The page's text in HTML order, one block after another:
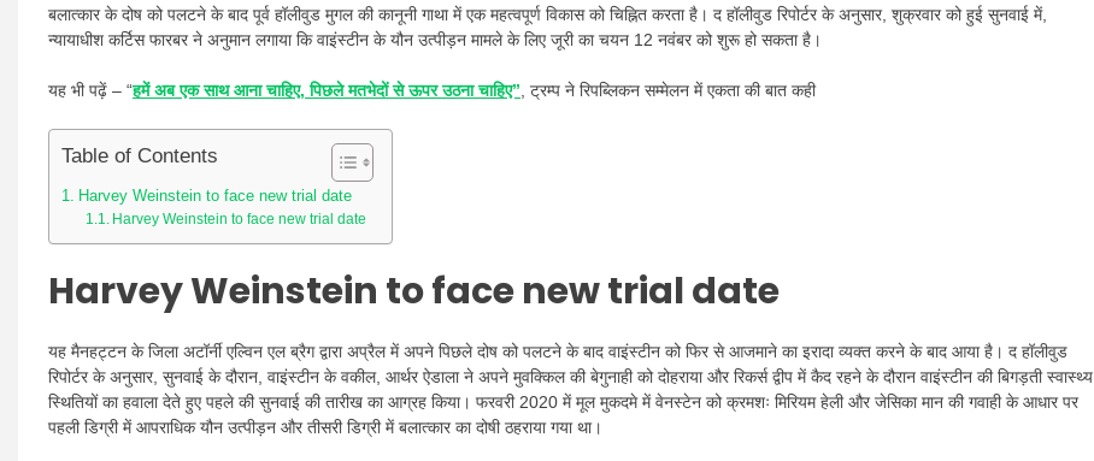
बलात्कार के दोष को पलटने के बाद पूर्व हॉलीवुड मुगल की कानूनी गाथा में एक महत्वपूर्ण विकास को चिह्नित करता है। द हॉलीवुड रिपोर्टर के अनुसार, शुक्रवार को हुई सुनवाई में,
न्यायाधीश कर्टिस फारबर ने अनुमान लगाया कि वाइंस्टीन के यौन उत्पीड़न मामले के लिए जूरी का चयन 12 नवंबर को शुरू हो सकता है।
यह भी पढ़ें – “हमें अब एक साथ आना चाहिए, पिछले मतभेदों से ऊपर उठना चाहिए” , ट्रम्प ने रिपब्लिकन सम्मेलन में एकता की बात कही
Table of Contents
Harvey Weinstein to face new trial date
Harvey Weinstein to face new trial date
Harvey Weinstein to face new trial date
यह मैनहट्टन के जिला अटॉर्नी एल्विन एल ब्रैग द्वारा अप्रैल में अपने पिछले दोष को पलटने के बाद वाइंस्टीन को फिर से आजमाने का इरादा व्यक्त करने के बाद आया है। द हॉलीवुड
रिपोर्टर के अनुसार, सुनवाई के दौरान, वाइंस्टीन के वकील, आर्थर ऐडाला ने अपने मुवक्किल की बेगुनाही को दोहराया और रिकर्स द्वीप में कैद रहने के दौरान वाइंस्टीन की बिगड़ती स्वास्थ्य
स्थितियों का हवाला देते हुए पहले की सुनवाई की तारीख का आग्रह किया। फरवरी 2020 में मूल मुकदमे में वेनस्टेन को क्रमशः मिरियम हेली और जेसिका मान की गवाही के आधार पर
पहली डिग्री में आपराधिक यौन उत्पीड़न और तीसरी डिग्री में बलात्कार का दोषी ठहराया गया था।